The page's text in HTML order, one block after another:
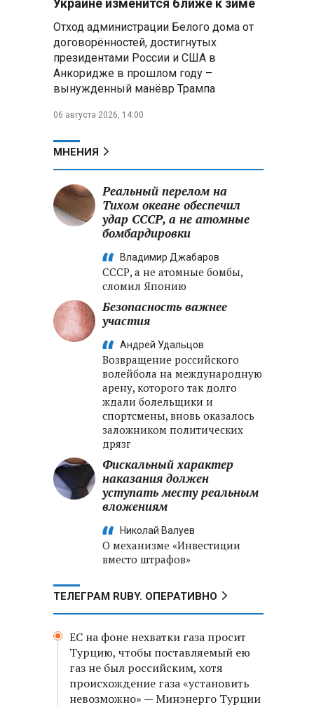
укрепления
Игорь Сергеенко в
«Минскстрое»: Строители
формируют новый облик страны
в улучшении охраны труда
Зеленского в США не принесла
ожидаемых результатов
Белорусские школьники
собрали первые «космические»
томаты из семян, побывавших
Украине изменится ближе к зиме
Отход администрации Белого дома от
договорённостей, достигнутых
президентами России и США в
Анкоридже в прошлом году –
вынужденный манёвр Трампа
06 августа 2026, 14:00
МНЕНИЯ
Реальный перелом на
Тихом океане обеспечил
удар СССР, а не атомные
бомбардировки
Владимир Джабаров
СССР, а не атомные бомбы,
сломил Японию
Безопасность важнее
участия
Андрей Удальцов
Возвращение российского
волейбола на международную
арену, которого так долго
ждали болельщики и
спортсмены, вновь оказалось
заложником политических
дрязг
Фискальный характер
наказания должен
уступать месту реальным
вложениям
Николай Валуев
О механизме «Инвестиции
вместо штрафов»
ТЕЛЕГРАМ RUBY. ОПЕРАТИВНО
ЕС на фоне нехватки газа просит
Турцию, чтобы поставляемый ею
газ не был российским, хотя
происхождение газа «установить
невозможно» — Минэнерго Турции